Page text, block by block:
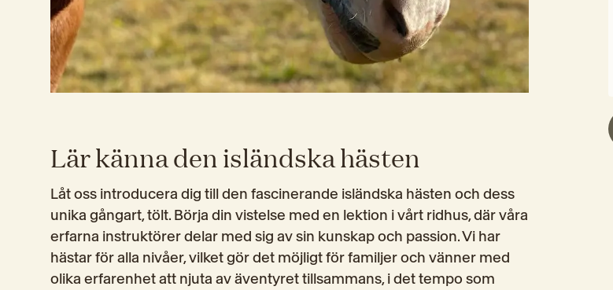
Lär känna den isländska hästen
Låt oss introducera dig till den fascinerande isländska hästen och dess
unika gångart, tölt. Börja din vistelse med en lektion i vårt ridhus, där våra
erfarna instruktörer delar med sig av sin kunskap och passion. Vi har
hästar för alla nivåer, vilket gör det möjligt för familjer och vänner med
olika erfarenhet att njuta av äventyret tillsammans, i det tempo som